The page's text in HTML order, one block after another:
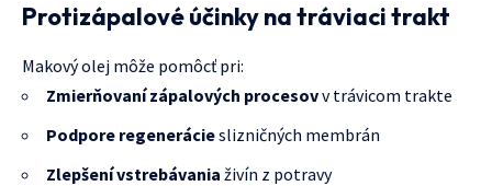
Protizápalové účinky na tráviaci trakt
Makový olej môže pomôcť pri:
Zmierňovaní zápalových procesovv trávicom trakte
Podpore regenerácieslizničných membrán
Zlepšení vstrebávania živín z potravy